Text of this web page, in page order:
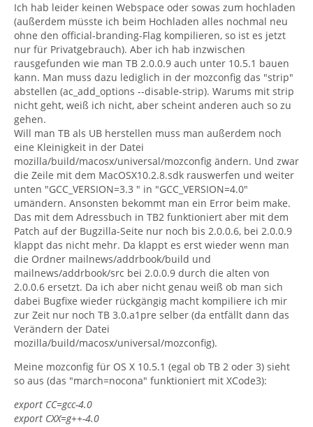
Ich hab leider keinen Webspace oder sowas zum hochladen
(außerdem müsste ich beim Hochladen alles nochmal neu
ohne den official-branding-Flag kompilieren, so ist es jetzt
nur für Privatgebrauch). Aber ich hab inzwischen
rausgefunden wie man TB 2.0.0.9 auch unter 10.5.1 bauen
kann. Man muss dazu lediglich in der mozconfig das "strip"
abstellen (ac_add_options --disable-strip). Warums mit strip
nicht geht, weiß ich nicht, aber scheint anderen auch so zu
gehen.
Will man TB als UB herstellen muss man außerdem noch
eine Kleinigkeit in der Datei
mozilla/build/macosx/universal/mozconfig ändern. Und zwar
die Zeile mit dem MacOSX10.2.8.sdk rauswerfen und weiter
unten "GCC_VERSION=3.3 " in "GCC_VERSION=4.0"
umändern. Ansonsten bekommt man ein Error beim make.
Das mit dem Adressbuch in TB2 funktioniert aber mit dem
Patch auf der Bugzilla-Seite nur noch bis 2.0.0.6, bei 2.0.0.9
klappt das nicht mehr. Da klappt es erst wieder wenn man
die Ordner mailnews/addrbook/build und
mailnews/addrbook/src bei 2.0.0.9 durch die alten von
2.0.0.6 ersetzt. Da ich aber nicht genau weiß ob man sich
dabei Bugfixe wieder rückgängig macht kompiliere ich mir
zur Zeit nur noch TB 3.0.a1pre selber (da entfällt dann das
Verändern der Datei
mozilla/build/macosx/universal/mozconfig).
Meine mozconfig für OS X 10.5.1 (egal ob TB 2 oder 3) sieht
so aus (das "march=nocona" funktioniert mit XCode3):
export CC=gcc-4.0
export CXX=g++-4.0